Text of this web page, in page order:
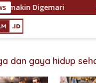
Digemari
dan gaya hidup